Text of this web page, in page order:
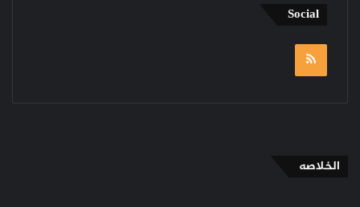
Social
RSS
الخلاصه